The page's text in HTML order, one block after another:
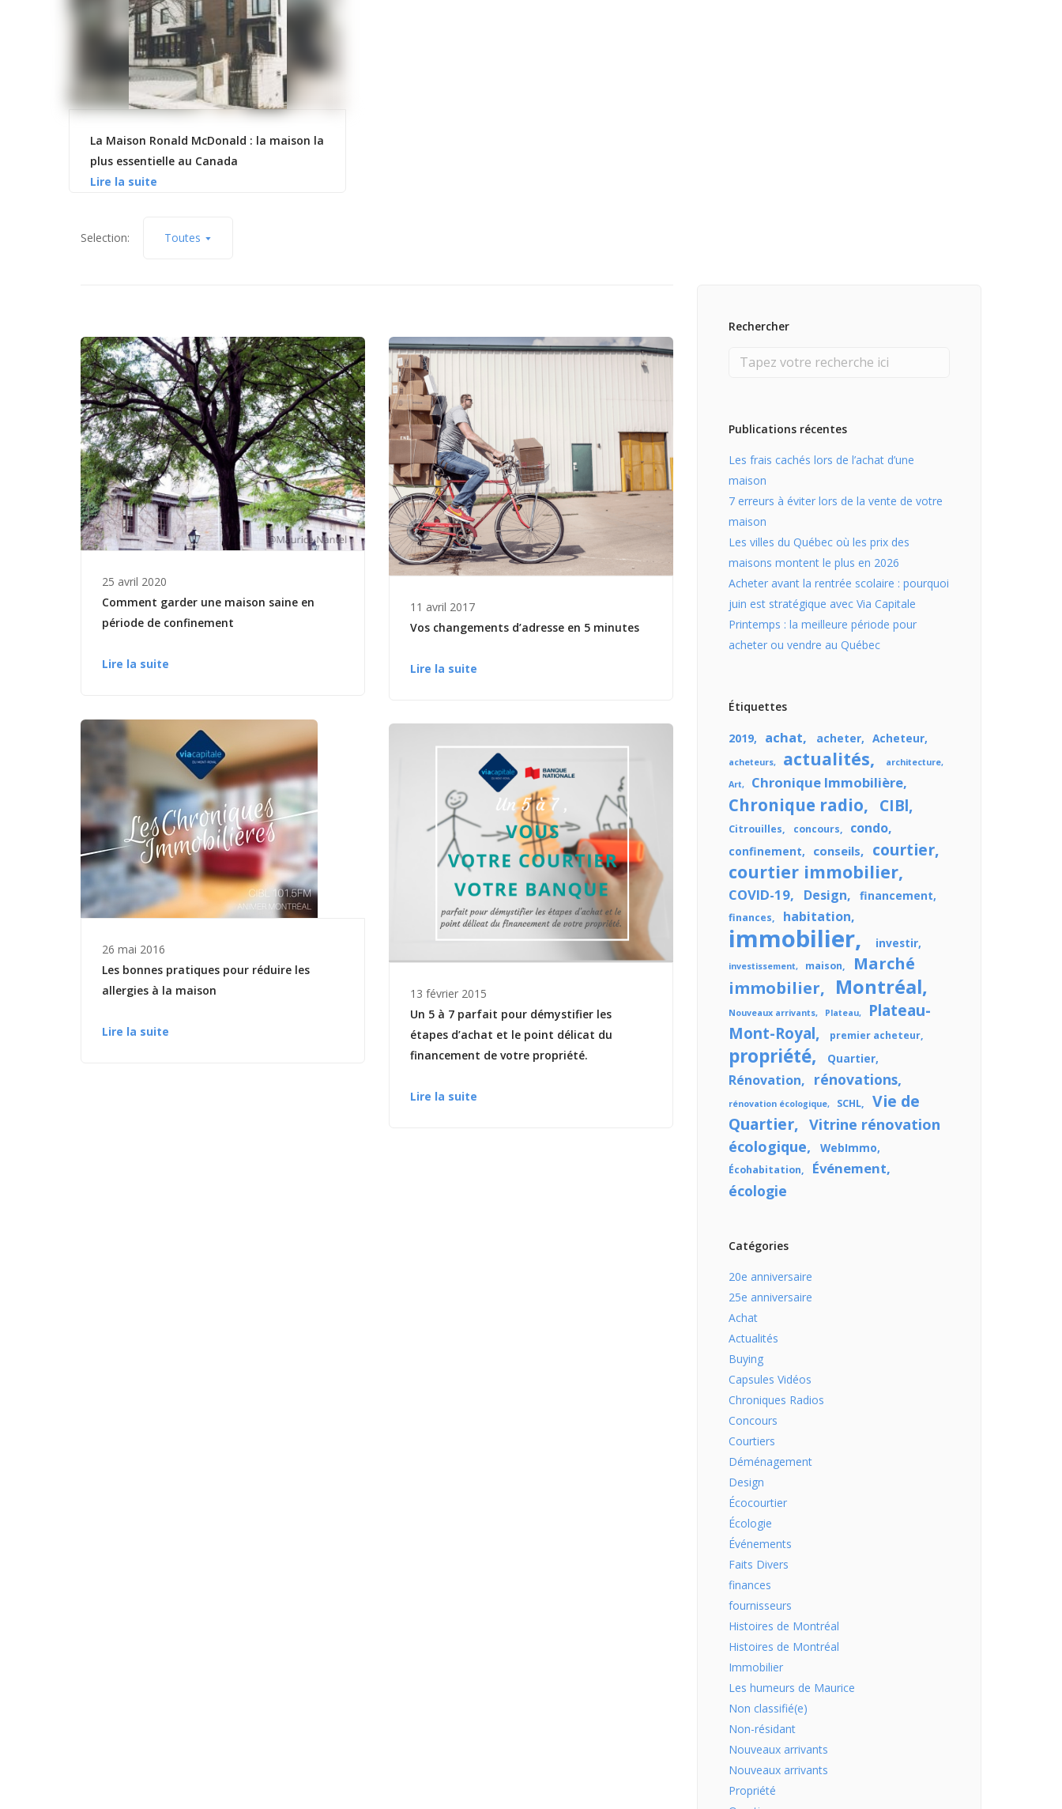
La Maison Ronald McDonald : la maison la
plus essentielle au Canada
Selection: Toutes
25 avril 2020
Comment garder une maison saine en
période de confinement
Lire la suite
11 avril 2017
Vos changements d’adresse en 5 minutes
Lire la suite
26 mai 2016
Les bonnes pratiques pour réduire les
allergies à la maison
Lire la suite
13 février 2015
Un 5 à 7 parfait pour démystifier les
étapes d’achat et le point délicat du
financement de votre propriété.
Lire la suite
Rechercher
Publications récentes
Les frais cachés lors de l’achat d’une
maison
7 erreurs à éviter lors de la vente de votre
maison
Les villes du Québec où les prix des
maisons montent le plus en 2026
Acheter avant la rentrée scolaire : pourquoi
juin est stratégique avec Via Capitale
Printemps : la meilleure période pour
acheter ou vendre au Québec
Étiquettes
2019 achat acheter Acheteur
acheteurs actualités
architecture
Art
Chronique Immobilière
Chronique radio CIBl
Citrouilles concours condo
confinement conseils courtier
courtier immobilier
COVID-19 Design financement
finances habitation
immobilier investir
investissement maison
Marché
immobilier
Montréal
Nouveaux arrivants Plateau
Plateau-
Mont-Royal
premier acheteur
propriété Quartier
Rénovation rénovations
rénovation écologique SCHL
Vie de
Quartier
Vitrine rénovation
écologique
WebImmo
Écohabitation Événement
écologie
Catégories
20e anniversaire
25e anniversaire
Achat
Actualités
Buying
Capsules Vidéos
Chroniques Radios
Concours
Courtiers
Déménagement
Design
Écocourtier
Écologie
Événements
Faits Divers
finances
fournisseurs
Histoires de Montréal
Histoires de Montréal
Immobilier
Les humeurs de Maurice
Non classifié(e)
Non-résidant
Nouveaux arrivants
Nouveaux arrivants
Propriété